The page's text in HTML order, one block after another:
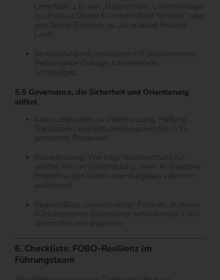
Lernpfade: z.B. von „klassischem“ Linienmanager
zu „Product Owner KI-unterstützter Services“ oder
von Senior-Expert:in zu „AI-enabled Practice
Lead“.
Verknüpfung mit messbaren HR-Instrumenten:
Performance-Dialoge, Karrierepfade,
Lernbudgets.
5.5 Governance, die Sicherheit und Orientierung
stiftet
Klare Leitplanken zu Datennutzung, Haftung,
Transparenz und Entscheidungsrechten in KI-
gestützten Prozessen.
Rollenklärung: Wer trägt Verantwortung für
welche Art von Entscheidung, wenn KI-Systeme
Empfehlungen liefern oder Aufgaben autonom
ausführen?
Regelmäßige „Sensemaking“-Formate, in denen
Führungsteams Governance anhand realer Fälle
überprüfen und anpassen.
6. Checkliste: FOBO-Resilienz im
Führungsteam